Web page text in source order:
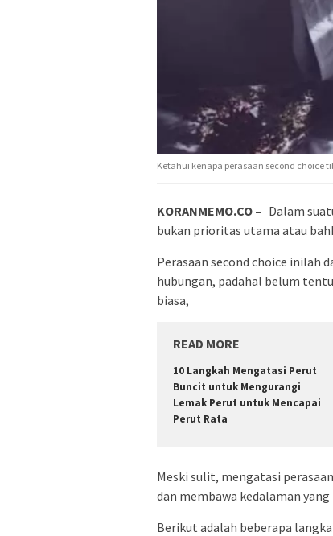
Ketahui kenapa perasaan second choice
KORANMEMO.CO – Dalam
bukan prioritas utama atau
Perasaan second choice inilah
hubungan, padahal belum
biasa,
READ MORE
10 Langkah Mengatasi Perut
Buncit untuk Mengurangi
Lemak Perut untuk Mencapai
Perut Rata
Meski sulit, mengatasi
dan membawa kedalaman
Berikut adalah beberapa